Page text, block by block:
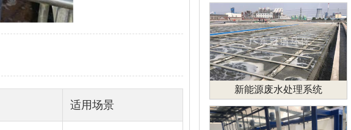
适用场景
新能源废水处理系统